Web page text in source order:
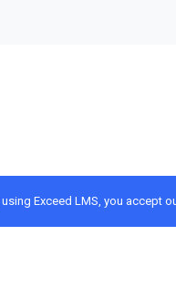
Exceed LMS, you accept